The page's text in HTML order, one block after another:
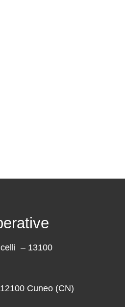
– 13100
Cuneo (CN)